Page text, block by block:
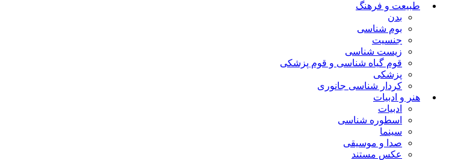
طبیعت و فرهنگ
بدن
بوم شناسی
جنسیت
زیست شناسی
قوم گیاه شناسی و قوم پزشکی
پزشکی
کردار شناسی جانوری
هنر و ادبیات
ادبیات
اسطوره شناسی
سینما
صدا و موسیقی
عکس مستند